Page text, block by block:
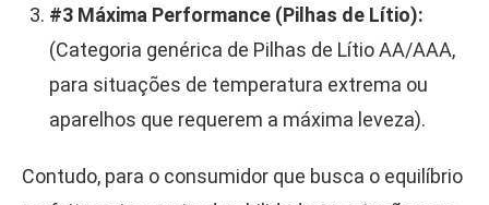
#3 Máxima Performance (Pilhas de Lítio):
(Categoria genérica de Pilhas de Lítio AA/AAA,
para situações de temperatura extrema ou
aparelhos que requerem a máxima leveza).
Contudo, para o consumidor que busca o equilíbrio